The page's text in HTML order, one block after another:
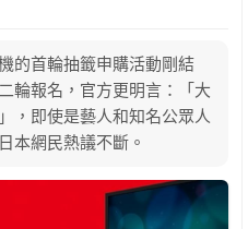
的首輪抽籤申購活動剛結
輪報名，官方更明言：「大
，即使是藝人和知名公眾人
本網民熱議不斷。